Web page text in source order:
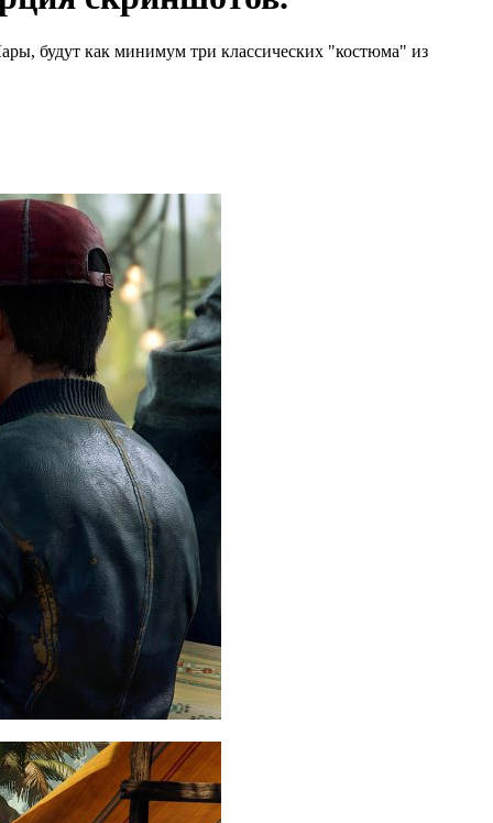
будут как минимум три классических "костюма" из